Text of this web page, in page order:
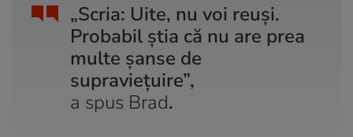
„Scria: Uite, nu voi reuși. ​​
Probabil știa că nu are prea
multe șanse de
supraviețuire”,
a spus Brad.